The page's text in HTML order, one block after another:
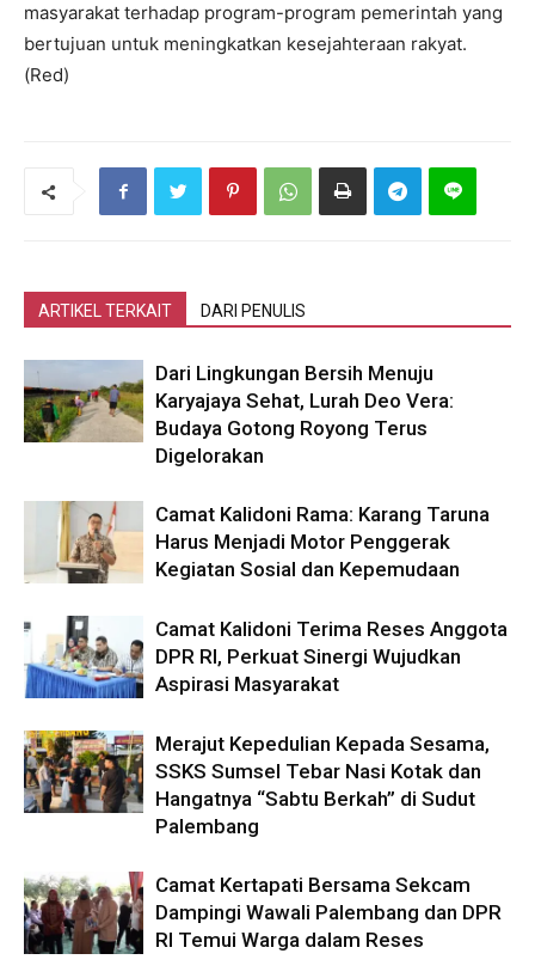
masyarakat terhadap program-program pemerintah yang
bertujuan untuk meningkatkan kesejahteraan rakyat.
(Red)
ARTIKEL TERKAIT DARI PENULIS
Dari Lingkungan Bersih Menuju
Karyajaya Sehat, Lurah Deo Vera:
Budaya Gotong Royong Terus
Digelorakan
Camat Kalidoni Rama: Karang Taruna
Harus Menjadi Motor Penggerak
Kegiatan Sosial dan Kepemudaan
Camat Kalidoni Terima Reses Anggota
DPR RI, Perkuat Sinergi Wujudkan
Aspirasi Masyarakat
Merajut Kepedulian Kepada Sesama,
SSKS Sumsel Tebar Nasi Kotak dan
Hangatnya “Sabtu Berkah” di Sudut
Palembang
Camat Kertapati Bersama Sekcam
Dampingi Wawali Palembang dan DPR
RI Temui Warga dalam Reses